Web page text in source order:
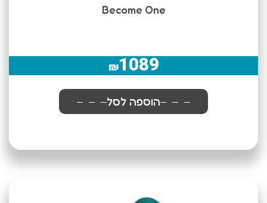
Become One
₪1089
הוספה לסל